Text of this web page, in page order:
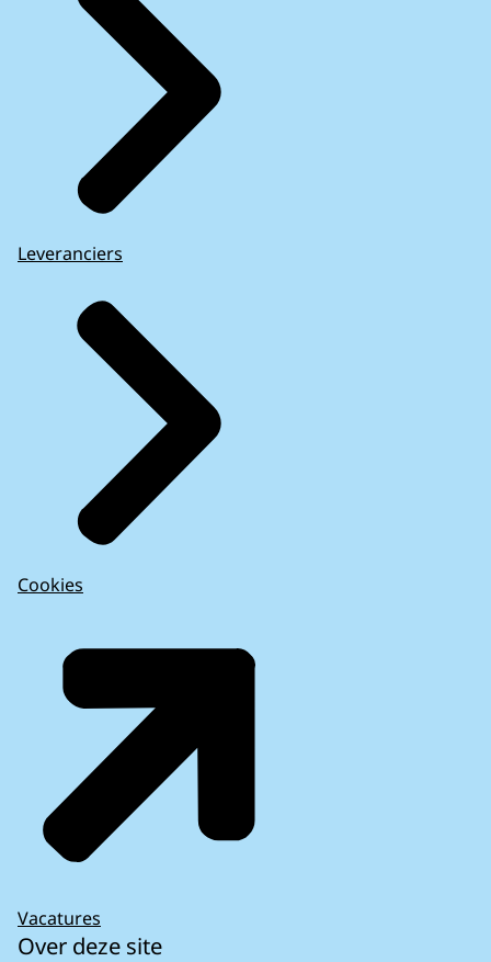
Leveranciers
Cookies
Vacatures
Over deze site